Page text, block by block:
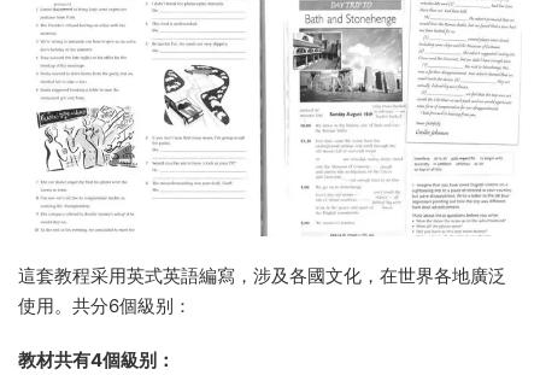
這套教程采用英式英語編寫，涉及各國文化，在世界各地廣泛
使用。共分6個級别：
教材共有4個級别：